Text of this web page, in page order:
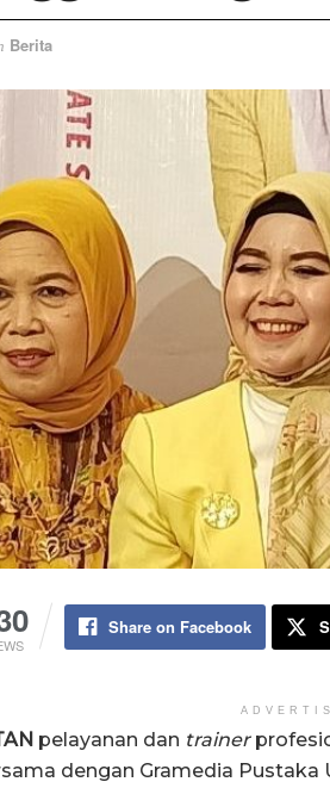
Berita
Share on Facebook
pelayanan dan trainer
dengan Gramedia